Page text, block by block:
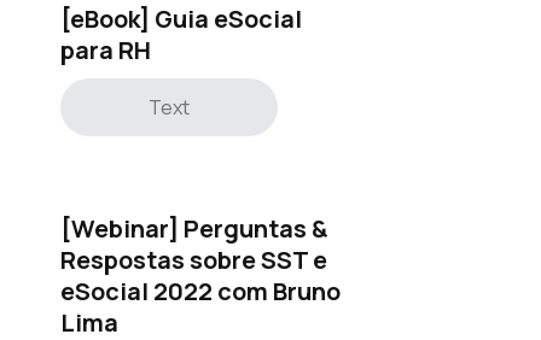
[eBook] Guia eSocial
para RH
Text
[Webinar] Perguntas &
Respostas sobre SST e
eSocial 2022 com Bruno
Lima